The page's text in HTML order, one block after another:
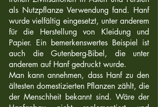
als Nutzpflanze Verwendung fand. Hanf
wurde vielfältig eingesetzt, unter anderem
für die Herstellung von Kleidung und
Papier. Ein bemerkenswertes Beispiel ist
auch die Gutenberg-Bibel, die unter
anderem auf Hanf gedruckt wurde.
Man kann annehmen, dass Hanf zu den
ältesten domestizierten Pflanzen zählt, die
der Menschheit bekannt sind. Wäre der